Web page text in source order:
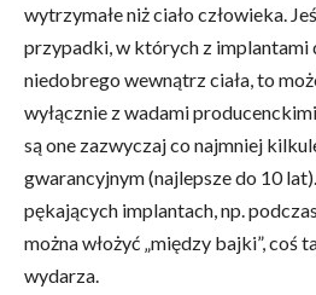
wytrzymałe niż ciało człowieka.
przypadki, w których z implantami
niedobrego wewnątrz ciała, to
wyłącznie z wadami
są one zazwyczaj co najmniej
gwarancyjnym (najlepsze do 10
pękających implantach, np.
można włożyć „między bajki”, coś
wydarza.